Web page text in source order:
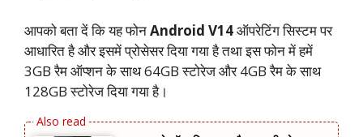
आपको बता दें कि यह फोनAndroid V14ऑपरेटिंग सिस्टम पर
आधारित है और इसमें प्रोसेसर दिया गया है तथा इस फोन में हमें
3GB रैम ऑप्शन के साथ 64GB स्टोरेज और 4GB रैम के साथ
128GB स्टोरेज दिया गया है।